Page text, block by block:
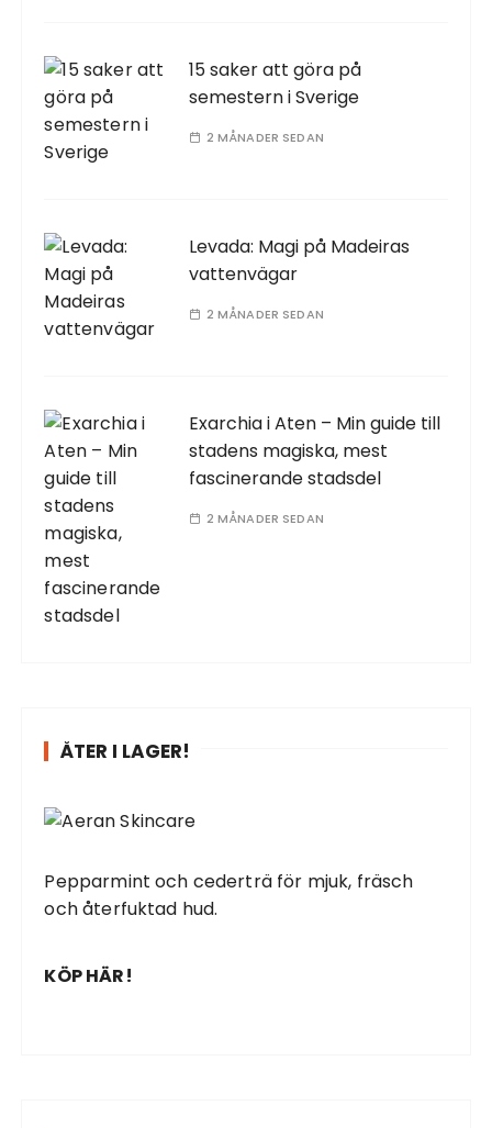
15 saker att göra på
semestern i Sverige
2 MÅNADER SEDAN
Levada: Magi på Madeiras
vattenvägar
2 MÅNADER SEDAN
Exarchia i Aten – Min guide till
stadens magiska, mest
fascinerande stadsdel
2 MÅNADER SEDAN
ÅTER I LAGER!
Pepparmint och cederträ för mjuk, fräsch
och återfuktad hud.
KÖP HÄR!